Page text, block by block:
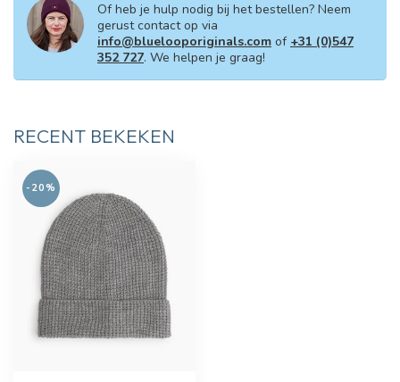
Of heb je hulp nodig bij het bestellen? Neem
gerust contact op via
info@bluelooporiginals.com of +31 (0)547
352 727. We helpen je graag!
RECENT BEKEKEN
-20%